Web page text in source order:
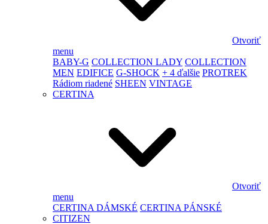
Otvoriť
menu
BABY-G COLLECTION LADY COLLECTION
MEN EDIFICE G-SHOCK + 4 ďalšie PROTREK
Rádiom riadené SHEEN VINTAGE
CERTINA
Otvoriť
menu
CERTINA DÁMSKÉ CERTINA PÁNSKÉ
CITIZEN